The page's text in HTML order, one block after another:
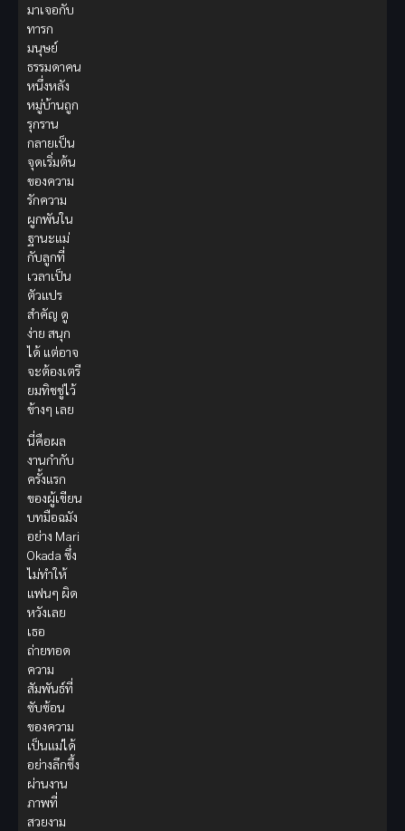
มาเจอกับ
ทารก
มนุษย์
ธรรมดาคน
หนึ่งหลัง
หมู่บ้านถูก
รุกราน
กลายเป็น
จุดเริ่มต้น
ของความ
รักความ
ผูกพันใน
ฐานะแม่
กับลูกที่
เวลาเป็น
ตัวแปร
สำคัญ ดู
ง่าย สนุก
ได้ แต่อาจ
จะต้องเตรี
ยมทิชชู่ไว้
ข้างๆ เลย
นี่คือผล
งานกำกับ
ครั้งแรก
ของผู้เขียน
บทมือฉมัง
อย่าง Mari
Okada ซึ่ง
ไม่ทำให้
แฟนๆ ผิด
หวังเลย
เธอ
ถ่ายทอด
ความ
สัมพันธ์ที่
ซับซ้อน
ของความ
เป็นแม่ได้
อย่างลึกซึ้ง
ผ่านงาน
ภาพที่
สวยงาม